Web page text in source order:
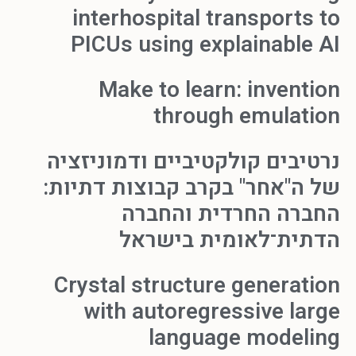
interhospital transports to
PICUs using explainable AI
Make to learn: invention
through emulation
נרטיבים קולקטיביים ודמוניזציה
של ה"אחר" בקרב קבוצות דתיות:
החברה החרדית והחברה
הדתית־לאומית בישראל
Crystal structure generation
with autoregressive large
language modeling